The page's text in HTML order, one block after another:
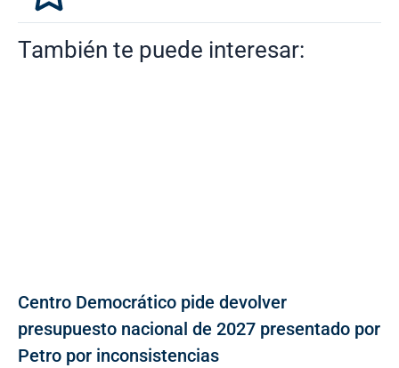
También te puede interesar:
Centro Democrático pide devolver
presupuesto nacional de 2027 presentado por
Petro por inconsistencias